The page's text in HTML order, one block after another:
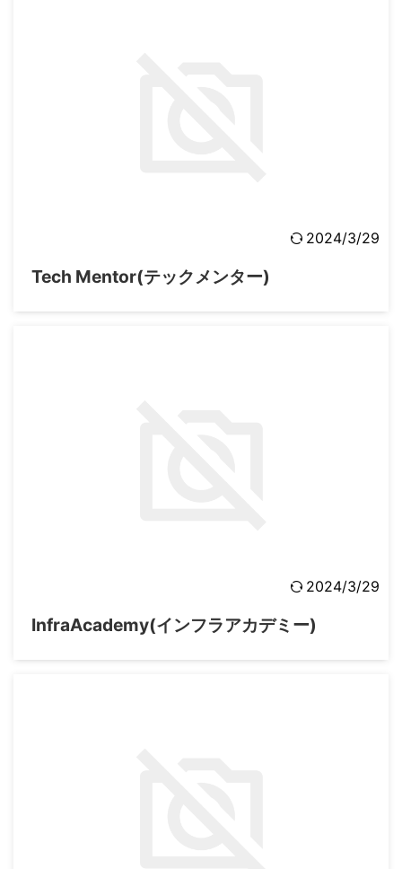
2024/3/29
Tech Mentor(テックメンター)
2024/3/29
InfraAcademy(インフラアカデミー)